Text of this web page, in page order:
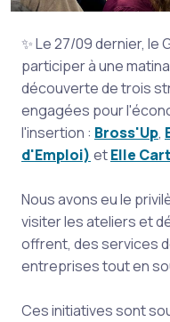
✨ Le 27/09 dernier, le
participer à une
découverte de trois
engagées pour
l'insertion : Bross'Up,
d'Emploi) etElle
Nous avons eu le
visiter les ateliers et
offrent, des services
entreprises tout en
Ces initiatives sont